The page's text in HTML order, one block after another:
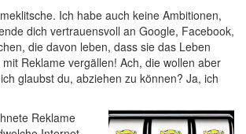
Ich habe auch keine Ambitionen,
dich vertrauensvoll an Google, Facebook,
die davon leben, dass sie das Leben
Reklame vergällen! Ach, die wollen aber
glaubst du, abziehen zu können? Ja, ich
Reklame